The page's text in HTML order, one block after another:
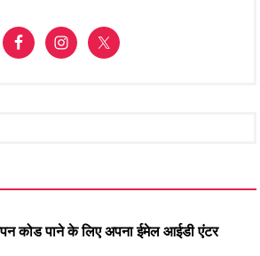
कोड पाने के लिए अपना ईमेल आईडी एंटर